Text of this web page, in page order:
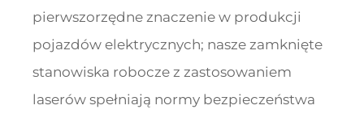
pierwszorzędne znaczenie w produkcji
pojazdów elektrycznych; nasze zamknięte
stanowiska robocze z zastosowaniem
laserów spełniają normy bezpieczeństwa